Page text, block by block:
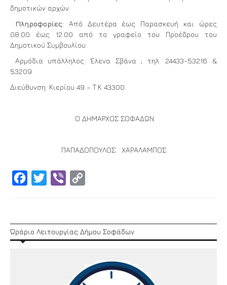
δημοτικών αρχών.
Πληροφορίες: Από Δευτέρα έως Παρασκευή και ώρες
08:00 έως 12:00 από το γραφείο του Προέδρου του
Δημοτικού Συμβουλίου.
Αρμόδια υπάλληλος: Έλενα Σβάνα , τηλ. 24433-53216 &
53209
Διεύθυνση: Κιερίου 49 – Τ.Κ 43300.
Ο ΔΗΜΑΡΧΟΣ ΣΟΦΑΔΩΝ
ΠΑΠΑΔΟΠΟΥΛΟΣ ΧΑΡΑΛΑΜΠΟΣ
Facebook
Twitter Viber
Ώράριο Λειτουργίας Δήμου Σοφάδων